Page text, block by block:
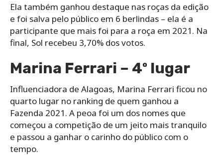
Ela também ganhou destaque nas roças da edição
e foi salva pelo público em 6 berlindas – ela é a
participante que mais foi para a roça em 2021. Na
final, Sol recebeu 3,70% dos votos.
Marina Ferrari – 4º lugar
Influenciadora de Alagoas, Marina Ferrari ficou no
quarto lugar no ranking de quem ganhou a
Fazenda 2021. A peoa foi um dos nomes que
começou a competição de um jeito mais tranquilo
e passou a ganhar o carinho do público com o
tempo.